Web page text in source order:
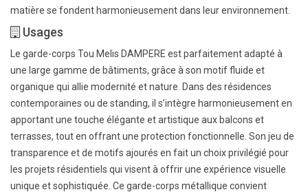
matière se fondent harmonieusement dans leur environnement.
Usages
Le garde-corps Tou Melis DAMPERE est parfaitement adapté à
une large gamme de bâtiments, grâce à son motif fluide et
organique qui allie modernité et nature. Dans des résidences
contemporaines ou de standing, il s’intègre harmonieusement en
apportant une touche élégante et artistique aux balcons et
terrasses, tout en offrant une protection fonctionnelle. Son jeu de
transparence et de motifs ajourés en fait un choix privilégié pour
les projets résidentiels qui visent à offrir une expérience visuelle
unique et sophistiquée. Ce garde-corps métallique convient